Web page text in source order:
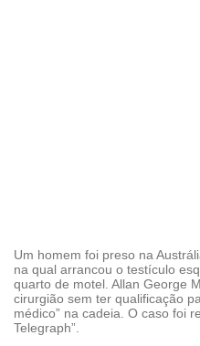
Um homem foi preso na
na qual arrancou o testículo
quarto de motel. Allan George
cirurgião sem ter qualificação
médico” na cadeia. O caso foi
Telegraph”.